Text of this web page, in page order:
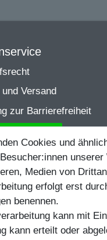
Versand
zur Barrierefreiheit
Egal
mit
Cookies und
Medien von
erfolgt erst
benennen.
kann mit
kann erteilt oder